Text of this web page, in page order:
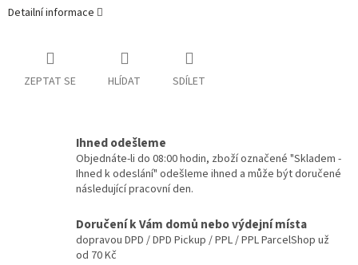
Detailní informace
ZEPTAT SE HLÍDAT SDÍLET
Ihned odešleme
Objednáte-li do 08:00 hodin, zboží označené "Skladem -
Ihned k odeslání" odešleme ihned a může být doručené
následující pracovní den.
Doručení k Vám domů nebo výdejní místa
dopravou DPD / DPD Pickup / PPL / PPL ParcelShop už
od 70 Kč